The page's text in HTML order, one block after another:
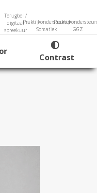
Terugbel /
digitaal
spreekuur
Praktijkondersteuner
Somatiek
GGZ
Contrast